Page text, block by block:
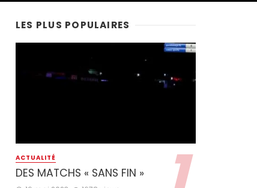
LES PLUS POPULAIRES
ACTUALITÉ
DES MATCHS « SANS FIN »